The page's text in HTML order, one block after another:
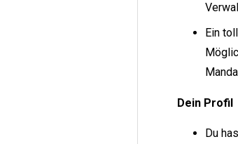
Ein
Dein Profil
Du